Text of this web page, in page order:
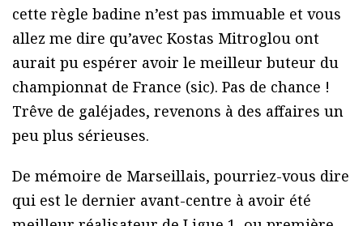
cette règle badine n’est pas immuable et vous
allez me dire qu’avec Kostas Mitroglou ont
aurait pu espérer avoir le meilleur buteur du
championnat de France (sic). Pas de chance !
Trêve de galéjades, revenons à des affaires un
peu plus sérieuses.
De mémoire de Marseillais, pourriez-vous dire
qui est le dernier avant-centre à avoir été